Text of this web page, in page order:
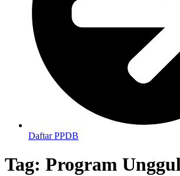
Daftar PPDB
Tag: Program